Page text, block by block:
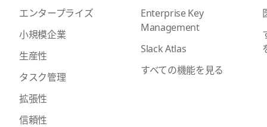
エンタープライズ
小規模企業
生産性
タスク管理
拡張性
信頼性
Enterprise Key
Management
Slack Atlas
すべての機能を見る